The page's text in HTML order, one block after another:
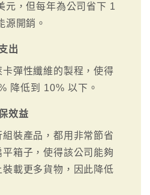
元，但每年為公司省下 1
源開銷。
出
彈性纖維的製程，使得
降低到 10% 以下。
效益
裝產品，都用非常節省
箱子，使得該公司能夠
載更多貨物，因此降低